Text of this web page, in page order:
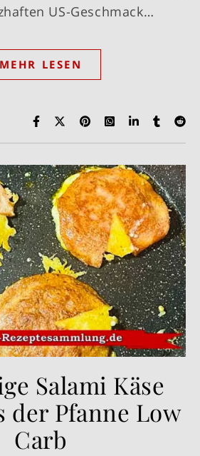
US-Geschmack…
MEHR LESEN
Salami Käse
der Pfanne Low
Carb